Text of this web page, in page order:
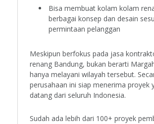
Bisa membuat kolam kolam
berbagai konsep dan desain
permintaan pelanggan
Meskipun berfokus pada jasa
renang Bandung, bukan berarti
hanya melayani wilayah tersebut.
perusahaan ini siap menerima proyek
datang dari seluruh Indonesia.
Sudah ada lebih dari 100+ proyek